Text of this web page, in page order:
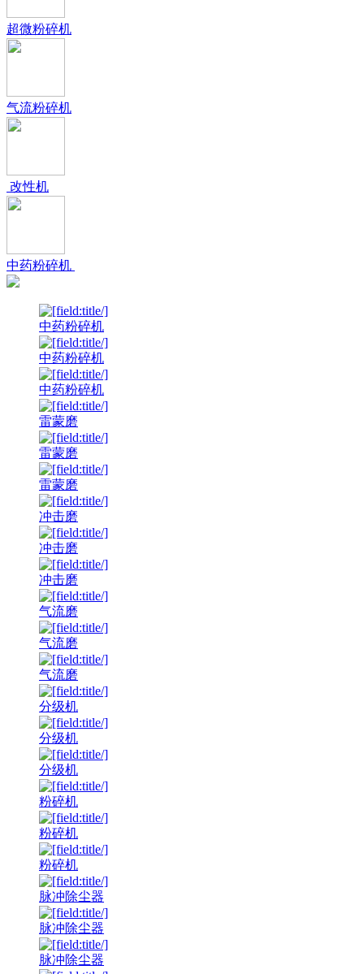
超微粉碎机
气流粉碎机
改性机
中药粉碎机
中药粉碎机
中药粉碎机
中药粉碎机
雷蒙磨
雷蒙磨
雷蒙磨
冲击磨
冲击磨
冲击磨
气流磨
气流磨
气流磨
分级机
分级机
分级机
粉碎机
粉碎机
粉碎机
脉冲除尘器
脉冲除尘器
脉冲除尘器